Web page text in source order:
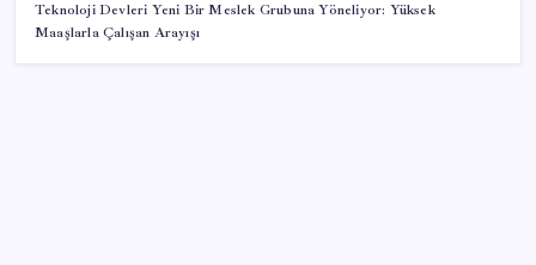
Teknoloji Devleri Yeni Bir Meslek Grubuna Yöneliyor: Yüksek
Maaşlarla Çalışan Arayışı